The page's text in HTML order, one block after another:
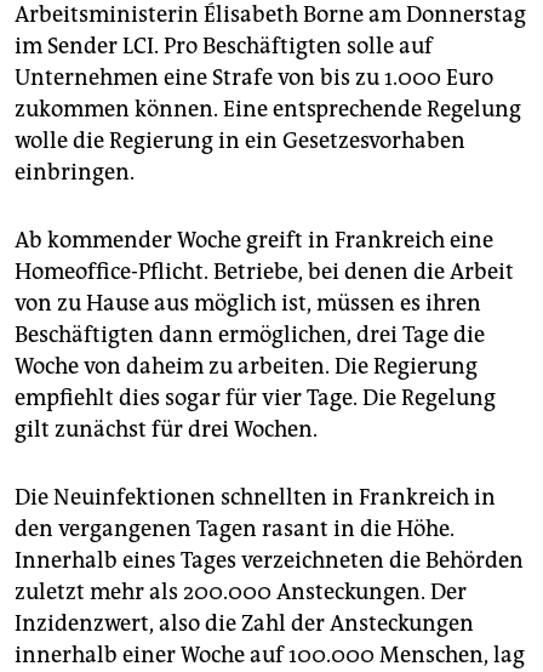
Arbeitsministerin Élisabeth Borne am Donnerstag
im Sender LCI. Pro Beschäftigten solle auf
Unternehmen eine Strafe von bis zu 1.000 Euro
zukommen können. Eine entsprechende Regelung
wolle die Regierung in ein Gesetzesvorhaben
einbringen.
Ab kommender Woche greift in Frankreich eine
Homeoffice-Pflicht. Betriebe, bei denen die Arbeit
von zu Hause aus möglich ist, müssen es ihren
Beschäftigten dann ermöglichen, drei Tage die
Woche von daheim zu arbeiten. Die Regierung
empfiehlt dies sogar für vier Tage. Die Regelung
gilt zunächst für drei Wochen.
Die Neuinfektionen schnellten in Frankreich in
den vergangenen Tagen rasant in die Höhe.
Innerhalb eines Tages verzeichneten die Behörden
zuletzt mehr als 200.000 Ansteckungen. Der
Inzidenzwert, also die Zahl der Ansteckungen
innerhalb einer Woche auf 100.000 Menschen, lag